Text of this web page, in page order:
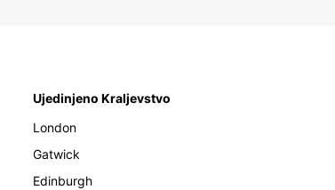
Ujedinjeno Kraljevstvo
London
Gatwick
Edinburgh